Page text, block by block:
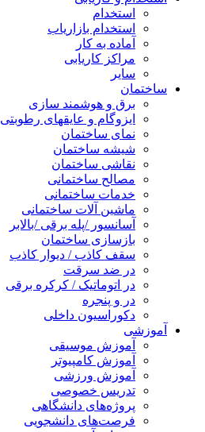
استخدام
استخدام بازاریاب
آماده به کار
مراکز کاریابی
سایر
ساختمان
برق و هوشمند سازی
ایزوگام و عایقهای رطوبتی
نمای ساختمان
شیشه ساختمان
نقاشی ساختمان
مصالح ساختمانی
خدمات ساختمانی
ماشین آلات ساختمانی
آسانسور /پله برقی /بالابر
بازسازی ساختمان
سقف کاذب / دیوار کاذب
در ضد سرقت
در اتوماتیک / کرکره برقی
در و پنجره
دکوراسیون داخلی
آموزشی
آموزش موسیقی
آموزش کامپیوتر
آموزش ورزشی
تدریس خصوصی
پروژه‌های دانشگاهی
فرصت‌های دانشجویی